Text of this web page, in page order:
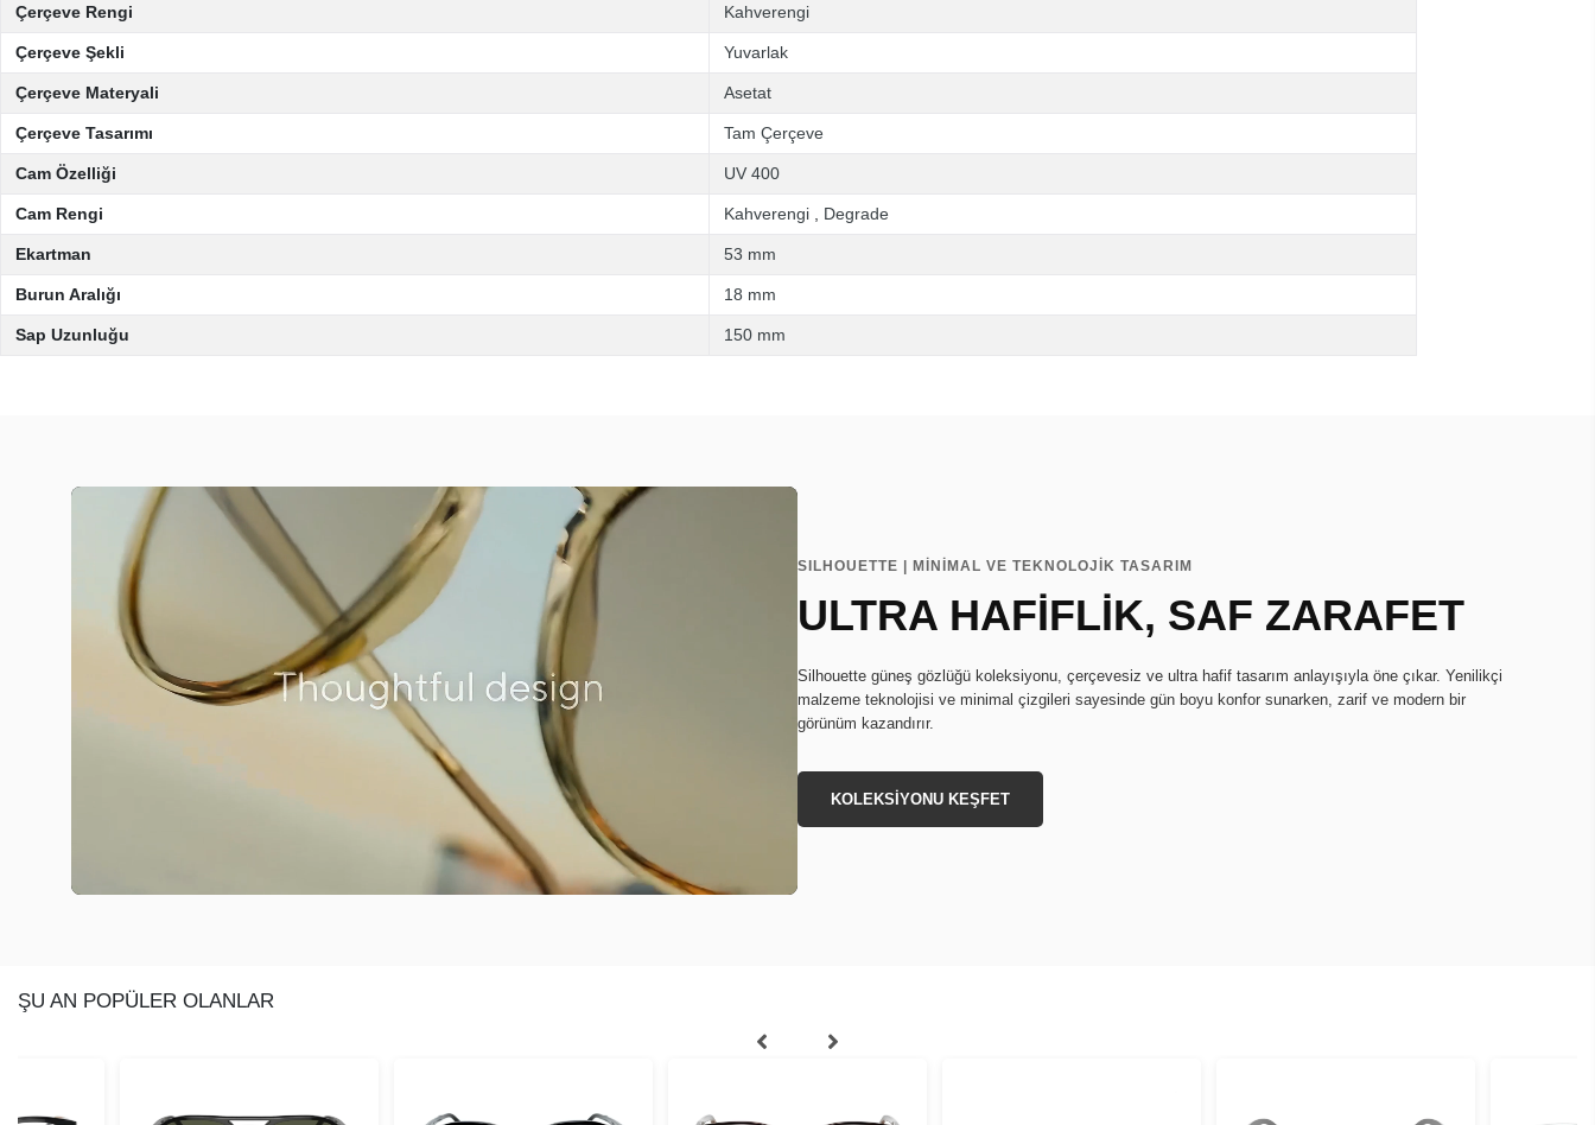
Çerçeve Rengi Kahverengi
Çerçeve Şekli Yuvarlak
Çerçeve Materyali Asetat
Çerçeve Tasarımı Tam Çerçeve
Cam Özelliği UV 400
Cam Rengi Kahverengi Degrade
Ekartman 53 mm
Burun Aralığı 18 mm
Sap Uzunluğu 150 mm
SILHOUETTE | MİNİMAL VE TEKNOLOJİK TASARIM
ULTRA HAFİFLİK, SAF ZARAFET
Silhouette güneş gözlüğü koleksiyonu, çerçevesiz ve ultra hafif tasarım anlayışıyla öne çıkar. Yenilikçi
malzeme teknolojisi ve minimal çizgileri sayesinde gün boyu konfor sunarken, zarif ve modern bir
görünüm kazandırır.
KOLEKSİYONU KEŞFET
ŞU AN POPÜLER OLANLAR